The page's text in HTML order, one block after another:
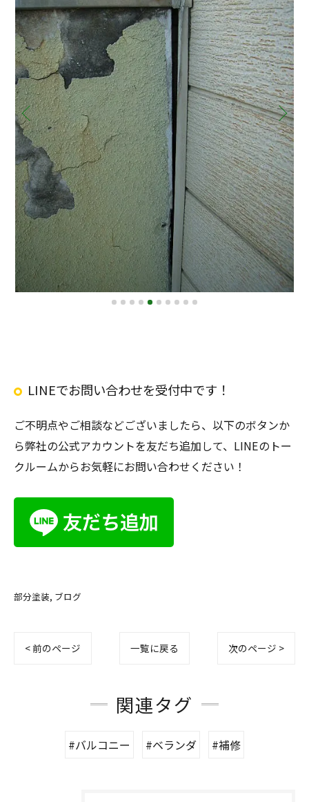
LINEでお問い合わせを受付中です！
ご不明点やご相談などございましたら、以下のボタンか
ら弊社の公式アカウントを友だち追加して、LINEのトー
クルームからお気軽にお問い合わせください！
部分塗装 ブログ
< 前のページ 一覧に戻る 次のページ >
関連タグ
#バルコニー #ベランダ #補修